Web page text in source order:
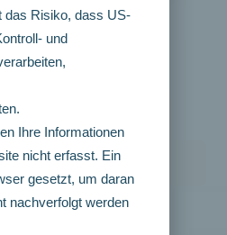
das Risiko, dass US-
und
Ihre Informationen
nicht erfasst. Ein
gesetzt, um daran
nachverfolgt werden